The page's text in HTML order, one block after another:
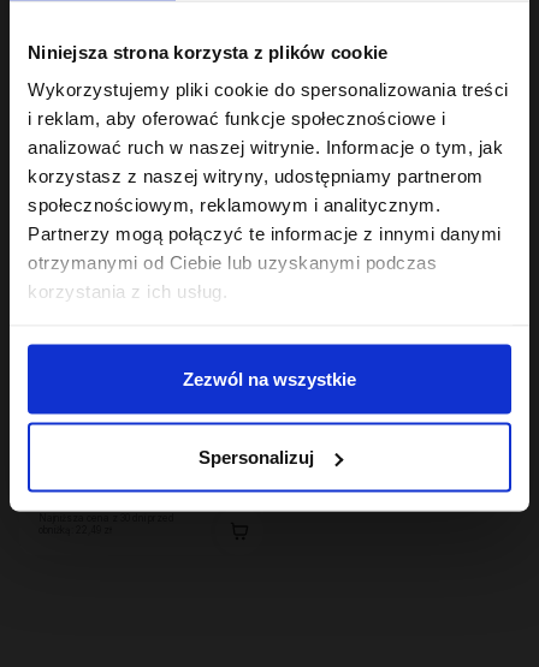
Niniejsza strona korzysta z plików cookie
Wykorzystujemy pliki cookie do spersonalizowania treści
i reklam, aby oferować funkcje społecznościowe i
analizować ruch w naszej witrynie. Informacje o tym, jak
korzystasz z naszej witryny, udostępniamy partnerom
społecznościowym, reklamowym i analitycznym.
Partnerzy mogą połączyć te informacje z innymi danymi
otrzymanymi od Ciebie lub uzyskanymi podczas
korzystania z ich usług.
Zezwól na wszystkie
Spersonalizuj
Hair In Balance By ONLYBIO
Odżywka domykajaca
łuskę włosa 200ml
22,49 zł
Najniższa cena z 30 dni przed
obniżką: 22,49 zł
Hair In Balance By ONLYBIO
włosy od nasady 100ml
18,99 zł
Najniższa cena z 30 dni przed
obniżką:18,99 zł
Odżywka proteinowa
22,49 zł